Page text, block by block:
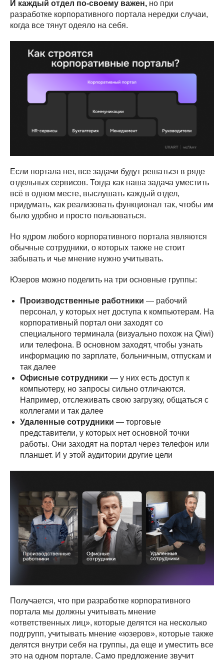
И каждый отдел по-своему важен, но при
разработке корпоративного портала нередки случаи,
когда все тянут одеяло на себя.
Если портала нет, все задачи будут решаться в ряде
отдельных сервисов. Тогда как наша задача уместить
всё в одном месте, выслушать каждый отдел,
придумать, как реализовать функционал так, чтобы им
было удобно и просто пользоваться.
Но ядром любого корпоративного портала являются
обычные сотрудники, о которых также не стоит
забывать и чье мнение нужно учитывать.
Юзеров можно поделить на три основные группы:
Производственные работники — рабочий
персонал, у которых нет доступа к компьютерам. На
корпоративный портал они заходят со
специального терминала (визуально похож на Qiwi)
или телефона. В основном заходят, чтобы узнать
информацию по зарплате, больничным, отпускам и
так далее
Офисные сотрудники — у них есть доступ к
компьютеру, но запросы сильно отличаются.
Например, отслеживать свою загрузку, общаться с
коллегами и так далее
Удаленные сотрудники — торговые
представители, у которых нет основной точки
работы. Они заходят на портал через телефон или
планшет. И у этой аудитории другие цели
Получается, что при разработке корпоративного
портала мы должны учитывать мнение
«ответственных лиц», которые делятся на несколько
подгрупп, учитывать мнение «юзеров», которые также
делятся внутри себя на группы, да еще и уместить все
это на одном портале. Само предложение звучит